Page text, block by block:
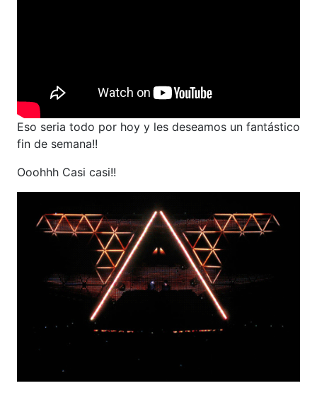
Eso seria todo por hoy y les deseamos un fantástico
fin de semana!!
Ooohhh Casi casi!!